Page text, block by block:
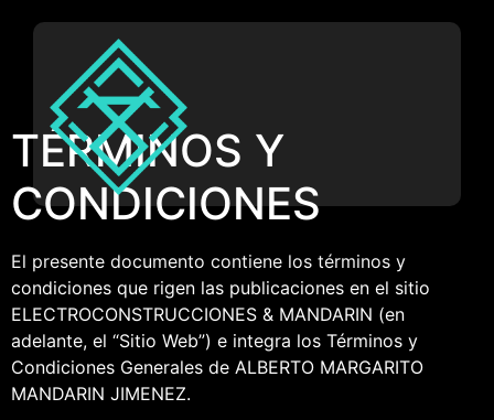
TÉRMINOS Y
CONDICIONES
El presente documento contiene los términos y
condiciones que rigen las publicaciones en el sitio
ELECTROCONSTRUCCIONES & MANDARIN (en
adelante, el “Sitio Web”) e integra los Términos y
Condiciones Generales de ALBERTO MARGARITO
MANDARIN JIMENEZ.